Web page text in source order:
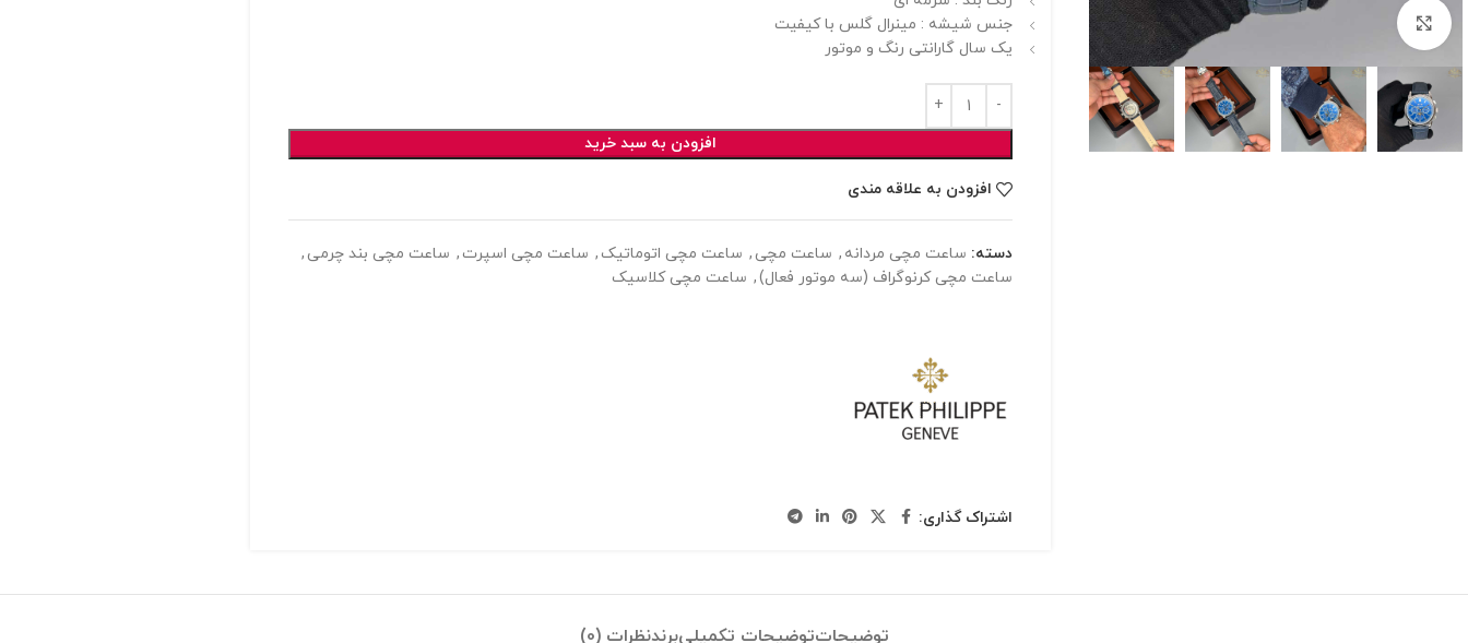
برای بزرگنمایی کلیک کنید
جنس شیشه : مینرال گلس با کیفیت
یک سال گارانتی رنگ و موتور
افزودن به سبد خرید
افزودن به علاقه مندی
دسته: ساعت مچی مردانه , ساعت مچی , ساعت مچی اتوماتیک , ساعت مچی اسپرت , ساعت مچی بند چرمی ,
ساعت مچی کرنوگراف (سه موتور فعال), ساعت مچی کلاسیک
اشتراک گذاری:
توضیحاتتوضیحات تکمیلیبرندنظرات (0)